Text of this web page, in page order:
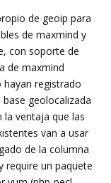
de geoip para
de maxmind y
con soporte de
de maxmind
registrado
geolocalizada
la ventaja que las
van a usar
de la columna
require un paquete